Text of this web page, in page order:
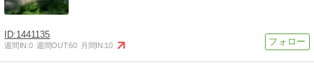
1441135
週間IN:0 週間OUT:60 月間IN:10